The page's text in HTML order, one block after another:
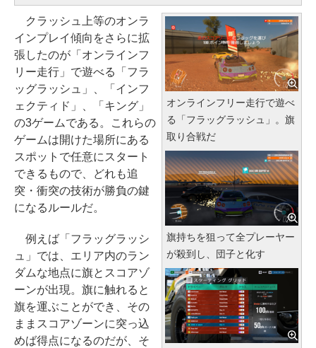
オンラインフリー走行で遊べ
る「フラッグラッシュ」。旗
取り合戦だ
旗持ちを狙って全プレーヤー
が殺到し、団子と化す
クラッシュ上等のオンラ
インプレイ傾向をさらに拡
張したのが「オンラインフ
リー走行」で遊べる「フラ
ッグラッシュ」、「インフ
ェクティド」、「キング」
の3ゲームである。これらの
ゲームは開けた場所にある
スポットで任意にスタート
できるもので、どれも追
突・衝突の技術が勝負の鍵
になるルールだ。
例えば「フラッグラッシ
ュ」では、エリア内のラン
ダムな地点に旗とスコアゾ
ーンが出現。旗に触れると
旗を運ぶことができ、その
ままスコアゾーンに突っ込
めば得点になるのだが、そ